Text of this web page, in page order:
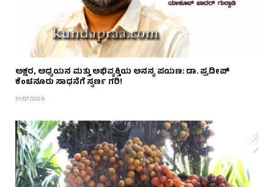
ಅಕ್ಷರ, ಅಧ್ಯಯನ ಮತ್ತು ಅಭಿವ್ಯಕ್ತಿಯ ಅನನ್ಯ ಪಯಣ: ಡಾ. ಪ್ರದೀಪ್
ಕೆಂಚನೂರು ಸಾಧನೆಗೆ ಸ್ವರ್ಣ ಗರಿ!
31/07/2026